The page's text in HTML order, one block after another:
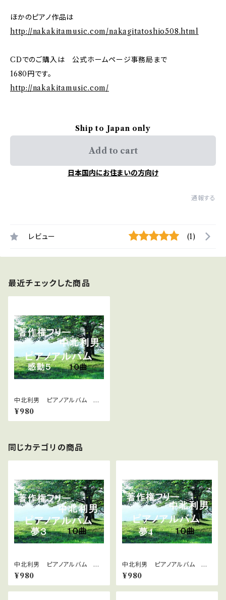
ほかのピアノ作品は
http://nakakitamusic.com/nakagitatoshio508.html
CDでのご購入は 公式ホームページ事務局まで
1680円です。
http://nakakitamusic.com/
Ship to Japan only
Add to cart
日本国内にお住まいの方向け
通報する
レビュー (1)
最近チェックした商品
中北利男 ピアノアルバム 感
動5
¥980
同じカテゴリの商品
中北利男 ピアノアルバム 夢
３
¥980
中北利男 ピアノアルバム 夢
４
¥980